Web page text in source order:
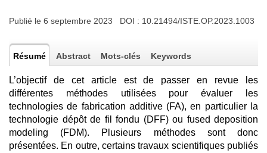
Publié le 6 septembre 2023 DOI : 10.21494/ISTE.OP.2023.1003
Résumé Abstract Mots-clés Keywords
L’objectif de cet article est de passer en revue les
différentes méthodes utilisées pour évaluer les
technologies de fabrication additive (FA), en particulier la
technologie dépôt de fil fondu (DFF) ou fused deposition
modeling (FDM). Plusieurs méthodes sont donc
présentées. En outre, certains travaux scientifiques publiés